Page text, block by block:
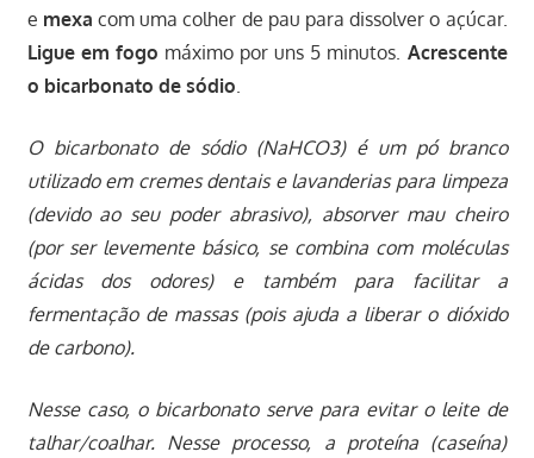
e mexa com uma colher de pau para dissolver o açúcar.
Ligue em fogo máximo por uns 5 minutos. Acrescente
o bicarbonato de sódio.
O bicarbonato de sódio (NaHCO3) é um pó branco
utilizado em cremes dentais e lavanderias para limpeza
(devido ao seu poder abrasivo), absorver mau cheiro
(por ser levemente básico, se combina com moléculas
ácidas dos odores) e também para facilitar a
fermentação de massas (pois ajuda a liberar o dióxido
de carbono).
Nesse caso, o bicarbonato serve para evitar o leite de
talhar/coalhar. Nesse processo, a proteína (caseína)